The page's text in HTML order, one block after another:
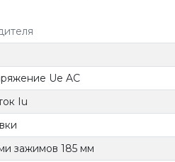
Ue AC
Iu
зажимов 185 мм